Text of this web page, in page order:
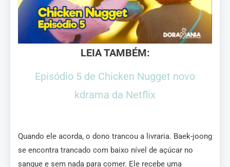
LEIA TAMBÉM:
Episódio 5 de Chicken Nugget novo
kdrama da Netflix
Quando ele acorda, o dono trancou a livraria. Baek-joong
se encontra trancado com baixo nível de açúcar no
sangue e sem nada para comer. Ele recebe uma